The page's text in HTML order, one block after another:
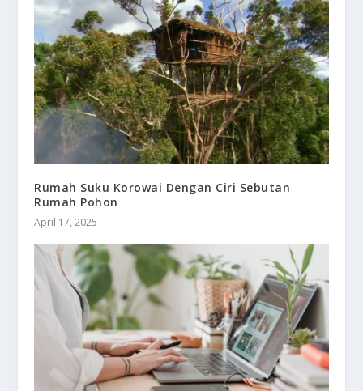
Rumah Suku Korowai Dengan Ciri Sebutan
Rumah Pohon
April 17, 2025